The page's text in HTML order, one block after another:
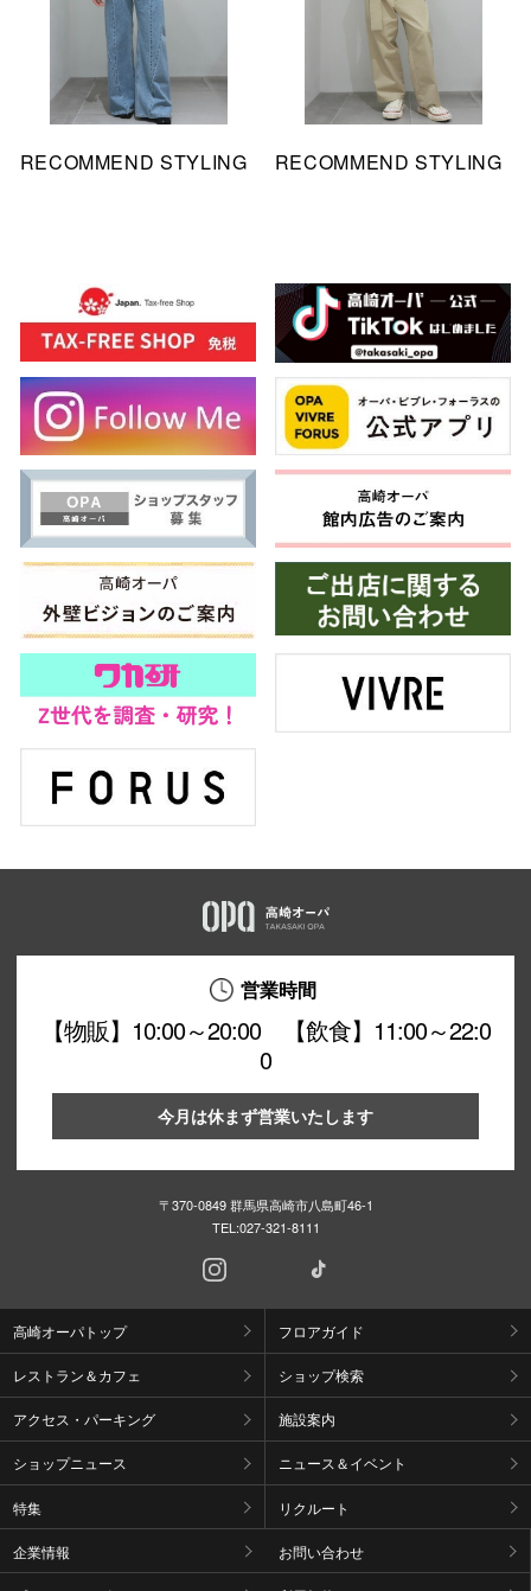
RECOMMEND STYLING RECOMMEND STYLING
営業時間
【物販】10:00～20:00 【飲食】11:00～22:0
0
今月は休まず営業いたします
〒370-0849 群馬県高崎市八島町46-1
TEL:027-321-8111
高崎オーパトップ フロアガイド
レストラン＆カフェ ショップ検索
アクセス・パーキング 施設案内
ショップニュース ニュース＆イベント
特集 リクルート
企業情報 お問い合わせ